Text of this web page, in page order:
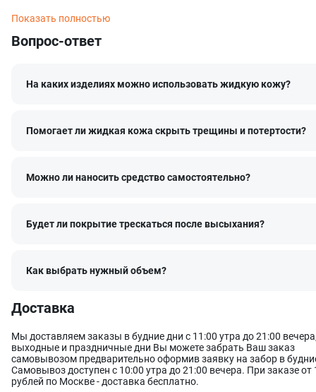
Средство для ремонта и восстановления кожи отличается:
повышенной укрывистостью (расход краски для
одного автомобильного сиденья примерно 60 мл);
свойства);
высокой устойчивостью к истиранию и температурам
Как выбрать правильный оттенок
зеленый из каталога LeTech соответствует оттенку RAL 5001
нужный в готовых наборах, мы рекомендуем обратиться к
специалистам
для индивидуального подбора цвета
автомобильной кожи,
кожгалантереи.
Жидкая кожа сине-зеленая набор для покраски Leather Colour
Teal — это продукт All-in-One («все в одном») с
эффектом, который подойдет для крашеной натуральной кожи,
экокожи. Продукт уже готов к использованию, поэтому идеален
Показать полностью
Вопрос-ответ
На каких изделиях можно использовать жидкую кожу?
Помогает ли жидкая кожа скрыть трещины и потертости?
Можно ли наносить средство самостоятельно?
Будет ли покрытие трескаться после высыхания?
Как выбрать нужный объем?
Доставка
Мы доставляем заказы в будние дни с 11:00 утра до 21:00
выходные и праздничные дни Вы можете забрать Ваш заказ
самовывозом предварительно оформив заявку на забор в
Самовывоз доступен с 10:00 утра до 21:00 вечера. При заказе от
рублей по Москве - доставка бесплатно.
Оставить заявку
Ваше имя
Данные формы отправлены
Оставить заявку
Данные формы отправлены